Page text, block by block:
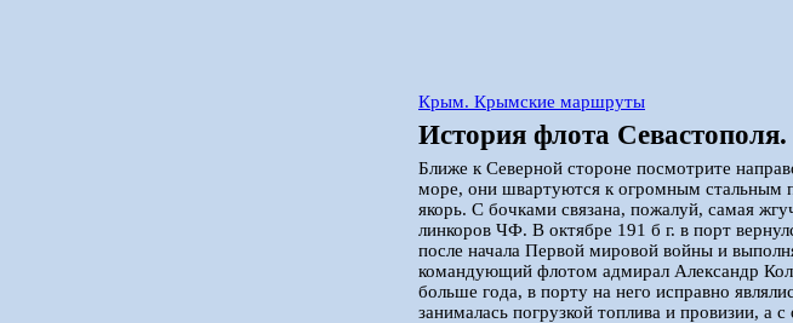
Крым. Крымские маршруты
История флота
Ближе к Северной стороне посмотрите
море, они швартуются к огромным стальным
якорь. С бочками связана, пожалуй, самая
линкоров ЧФ. В октябре 191 б г. в порт
после начала Первой мировой войны и
командующий флотом адмирал Александр
больше года, в порту на него исправно
занималась погрузкой топлива и провизии, а